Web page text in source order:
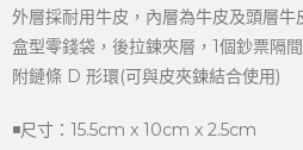
外層採耐用牛皮，內層為牛皮及頭層牛
盒型零錢袋，後拉鍊夾層，1個鈔票隔
附鏈條 D 形環(可與皮夾鍊結合使用)
◾尺寸：15.5cm x 10cm x 2.5cm